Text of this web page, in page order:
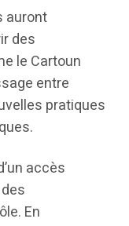
auront
des
le Cartoun
entre
pratiques
accès
En